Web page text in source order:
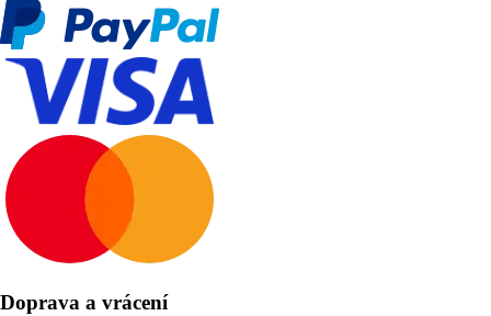
Doprava a vrácení